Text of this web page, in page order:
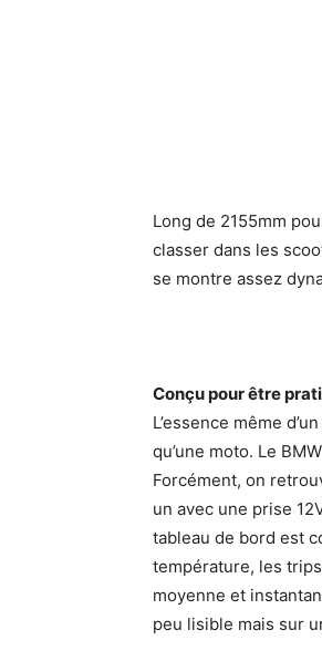
Long de 2155mm
classer dans les
se montre assez
Conçu pour être
L’essence même
qu’une moto. Le
Forcément, on
un avec une prise
tableau de bord est
température, les
moyenne et
peu lisible mais sur